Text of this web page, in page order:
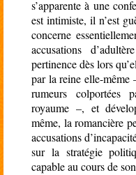
s’apparente à une
est intimiste, il n’est
concerne
accusations
pertinence dès lors
par la reine elle-même
rumeurs
royaume –, et
même, la romancière
accusations
sur la stratégie
capable au cours de